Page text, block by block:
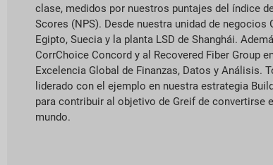
clase, medidos por nuestros puntajes del índice
Scores (NPS). Desde nuestra unidad de
Egipto, Suecia y la planta LSD de Shanghái.
CorrChoice Concord y al Recovered Fiber Group
Excelencia Global de Finanzas, Datos y Análisis.
liderado con el ejemplo en nuestra estrategia
para contribuir al objetivo de Greif de convertirse
mundo.